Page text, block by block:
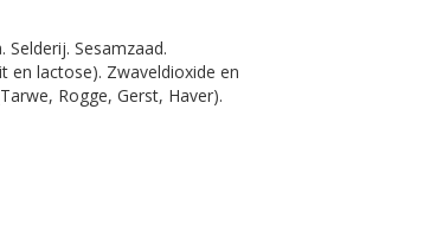
Selderij. Sesamzaad.
en lactose). Zwaveldioxide en
Rogge, Gerst, Haver).